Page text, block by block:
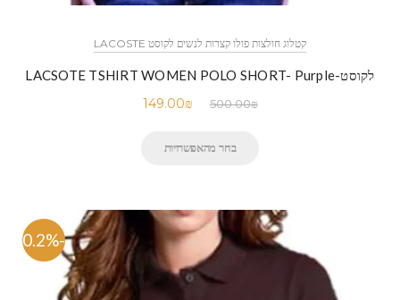
קטלוג חולצות פולו קצרות לנשים לקוסט LACOSTE
לקוסט-LACSOTE TSHIRT WOMEN POLO SHORT- Purple
500.00₪
149.00₪
בחר מהאפשרויות
-70.2%